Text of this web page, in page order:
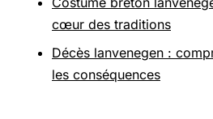
cœur des traditions
Décès lanvenegen :
les conséquences